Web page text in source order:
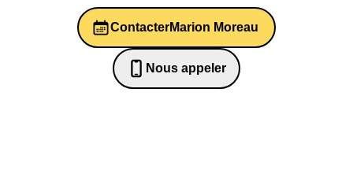
plus de 25 ans d’expérience. Elle est notamment
connue pour son rôle de rédactrice en chef du
magazine Frenchweb. Elle est une passionnée de
l’univers des startups et de l’économie numérique,
et est très active dans l’éclosion des nouvelles
Ressources humaines
Prise de décision Leadership
ContacterMarion Moreau
Nous appeler
0652698481